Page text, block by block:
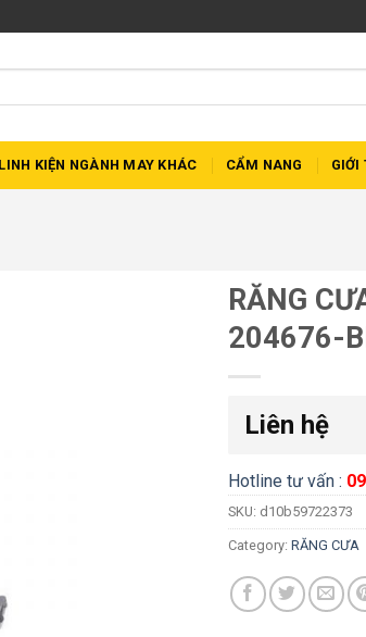
LINH KIỆN NGÀNH MAY KHÁC CẨM NANG GIỚI
RĂNG
204676-
Liên hệ
Hotline tư vấn :
SKU: d10b59722373
Category: RĂNG CƯA